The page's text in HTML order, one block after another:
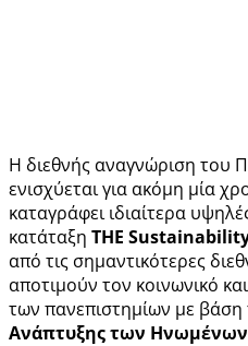
Η διεθνής αναγνώριση του
ενισχύεται για ακόμη μία
καταγράφει ιδιαίτερα
κατάταξη THE
από τις σημαντικότερες
αποτιμούν τον κοινωνικό
των πανεπιστημίων με βάση
Ανάπτυξης των